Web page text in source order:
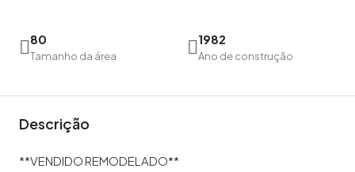
80
Tamanho da área
1982
Ano de construção
Descrição
**VENDIDO REMODELADO**